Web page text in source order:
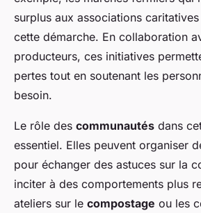
surplus aux associations
cette démarche. En collaboration
producteurs, ces initiatives
pertes tout en soutenant les
besoin.
Le rôle des communautés dans
essentiel. Elles peuvent organiser
pour échanger des astuces sur la
inciter à des comportements plus
ateliers sur le compostage ou les